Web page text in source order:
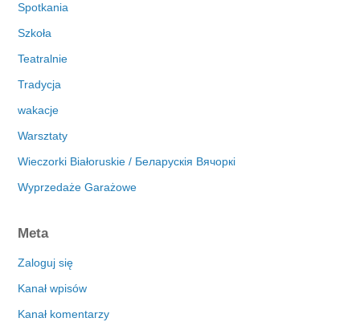
Spotkania
Szkoła
Teatralnie
Tradycja
wakacje
Warsztaty
Wieczorki Białoruskie / Беларускія Вячоркі
Wyprzedaże Garażowe
Meta
Zaloguj się
Kanał wpisów
Kanał komentarzy